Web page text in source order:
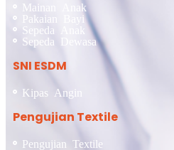
Mainan Anak
Pakaian Bayi
Sepeda Anak
Sepeda Dewasa
SNI ESDM
Kipas Angin
Pengujian Textile
Pengujian Textile